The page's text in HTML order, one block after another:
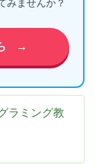
みませんか？
→
ラミング教